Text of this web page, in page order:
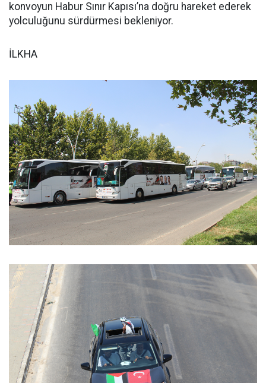
konvoyun Habur Sınır Kapısı’na doğru hareket ederek
yolculuğunu sürdürmesi bekleniyor.
İLKHA